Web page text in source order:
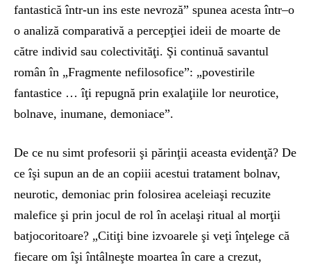
fantastică într-un ins este nevroză” spunea acesta într–o
o analiză comparativă a percepţiei ideii de moarte de
către individ sau colectivităţi. Şi continuă savantul
român în „Fragmente nefilosofice”: „povestirile
fantastice … îţi repugnă prin exalaţiile lor neurotice,
bolnave, inumane, demoniace”.
De ce nu simt profesorii şi părinţii aceasta evidenţă? De
ce îşi supun an de an copiii acestui tratament bolnav,
neurotic, demoniac prin folosirea aceleiaşi recuzite
malefice şi prin jocul de rol în acelaşi ritual al morţii
batjocoritoare? „Citiţi bine izvoarele şi veţi înţelege că
fiecare om îşi întâlneşte moartea în care a crezut,